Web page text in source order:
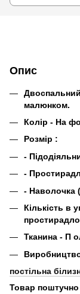
Опис
Двоспальний
малюнком.
Колір - На
Розмір :
-
-
- Наволочка
Кількість в
Тканина - П
постільна
Товар поштучно